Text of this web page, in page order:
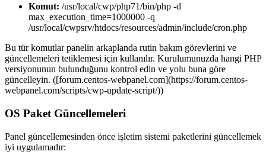
Komut: /usr/local/cwp/php71/bin/php -d
max_execution_time=1000000 -q
/usr/local/cwpsrv/htdocs/resources/admin/include/cron.php
Bu tür komutlar panelin arkaplanda rutin bakım görevlerini ve
güncellemeleri tetiklemesi için kullanılır. Kurulumunuzda hangi PHP
versiyonunun bulunduğunu kontrol edin ve yolu buna göre
güncelleyin. ([forum.centos-webpanel.com](https://forum.centos-
webpanel.com/scripts/cwp-update-script/))
OS Paket Güncellemeleri
Panel güncellemesinden önce işletim sistemi paketlerini güncellemek
iyi uygulamadır: